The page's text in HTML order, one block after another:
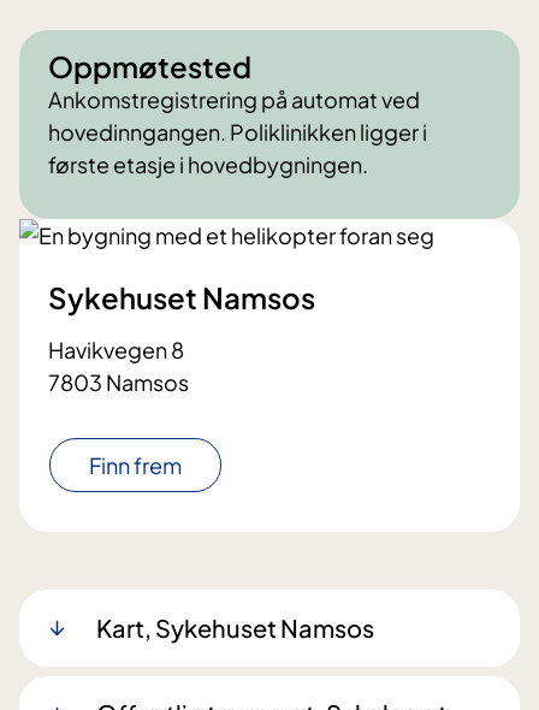
Oppmøtested
Ankomstregistrering på automat ved
hovedinngangen. Poliklinikken ligger i
første etasje i hovedbygningen.
Sykehuset Namsos
Havikvegen 8
7803 Namsos
Finn frem
Kart, Sykehuset Namsos